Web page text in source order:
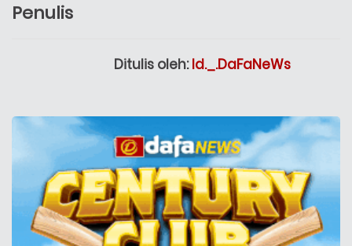
Penulis
Ditulis oleh:Id._.DaFaNeWs